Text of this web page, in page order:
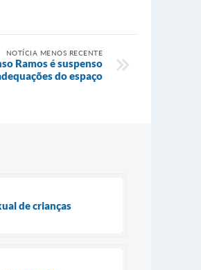
NOTÍCIA MENOS RECENTE
Ramos é suspenso
do espaço
de crianças